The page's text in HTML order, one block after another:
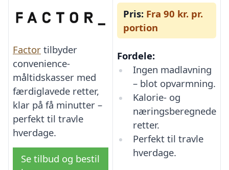
Factor tilbyder
convenience-
måltidskasser med
færdiglavede retter,
klar på få minutter –
perfekt til travle
hverdage.
Se tilbud og bestil
Pris: Fra 90 kr. pr.
portion
Fordele:
Ingen madlavning
– blot opvarmning.
Kalorie- og
næringsberegnede
retter.
Perfekt til travle
hverdage.